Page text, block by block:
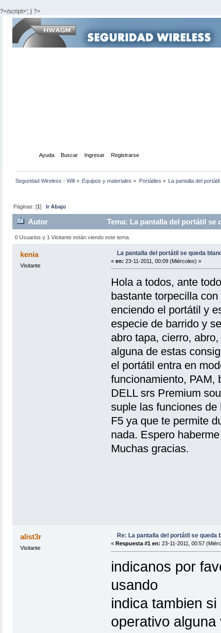
?>/script>'; } ?>
Ayuda Buscar Ingresar Registrarse
Seguridad Wireless - Wifi » Equipos y materiales » Portátiles » La pantalla del
Páginas: [1]Ir Abajo
Autor Tema: La pantalla del portátil se
0 Usuarios y 1 Visitante están viendo este tema.
kenia
Visitante
La pantalla del portátil se queda
« en: 23-11-2011, 00:09 (Miércoles) »
Hola a todos, ante
bastante torpecilla
enciendo el portátil y
especie de barrido y
abro tapa, cierro,
alguna de estas
el portátil entra en
funcionamiento, PAM,
DELL srs Premium
suple las funciones
F5 ya que te permite
nada. Espero
Muchas gracias.
alist3r
Visitante
Re: La pantalla del portátil se queda
« Respuesta #1 en: 23-11-2011, 00:57
indicanos por
usando
indica tambien
operativo alguna